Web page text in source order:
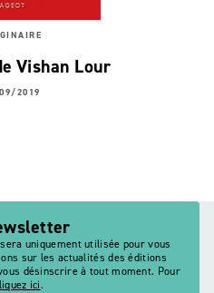
Vishan Lour
2019
uniquement utilisée pour vous
sur les actualités des éditions
désinscrire à tout moment. Pour
ici.